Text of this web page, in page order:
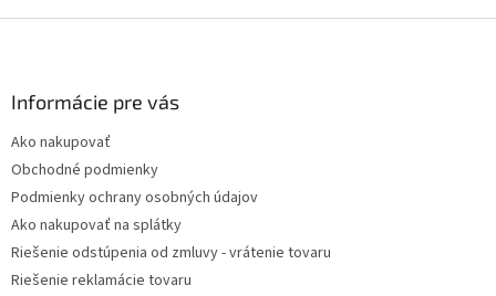
Informácie pre vás
Ako nakupovať
Obchodné podmienky
Podmienky ochrany osobných údajov
Ako nakupovať na splátky
Riešenie odstúpenia od zmluvy - vrátenie tovaru
Riešenie reklamácie tovaru